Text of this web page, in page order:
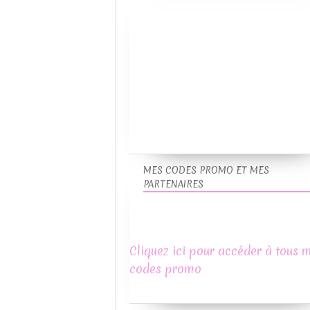
MES CODES PROMO ET MES
PARTENAIRES
Cliquez ici pour accéder à tous
codes promo